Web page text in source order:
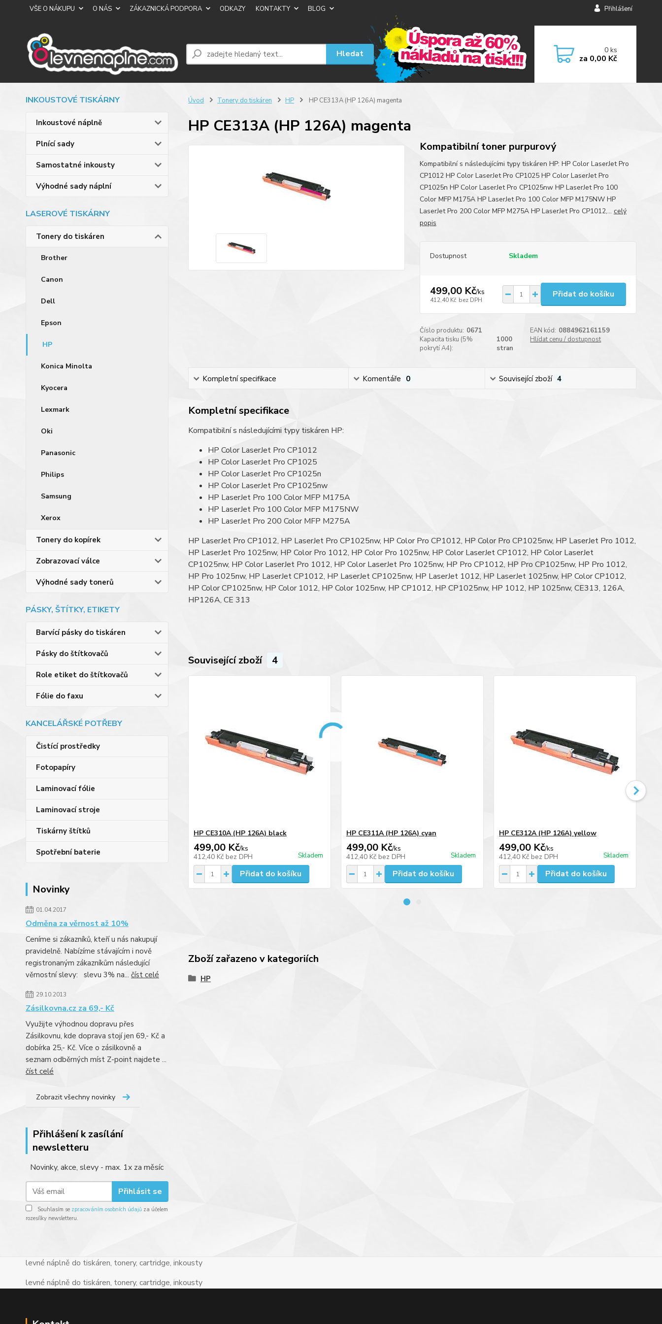
VŠE O NÁKUPU O NÁS ZÁKAZNICKÁ PODPORA ODKAZY KONTAKTY BLOG Přihlášení
Hledat 0ks
za 0,00 Kč
INKOUSTOVÉ TISKÁRNY
Inkoustové náplně
Plnící sady
Samostatné inkousty
Výhodné sady náplní
LASEROVÉ TISKÁRNY
Tonery do tiskáren
Brother
Canon
Dell
Epson
HP
Konica Minolta
Kyocera
Lexmark
Oki
Panasonic
Philips
Samsung
Xerox
Tonery do kopírek
Zobrazovací válce
Výhodné sady tonerů
PÁSKY, ŠTÍTKY, ETIKETY
Barvící pásky do tiskáren
Pásky do štítkovačů
Role etiket do štítkovačů
Fólie do faxu
KANCELÁŘSKÉ POTŘEBY
Čistící prostředky
Fotopapíry
Laminovací fólie
Laminovací stroje
Tiskárny štítků
Spotřební baterie
Novinky
01.04.2017
Odměna za věrnost až 10%
Ceníme si zákazníků, kteří u nás nakupují
pravidelně. Nabízíme stávajícím i nově
registronaným zákazníkům následující
věrnostní slevy: slevu 3% na... číst celé
29.10.2013
Zásilkovna.cz za 69,- Kč
Využijte výhodnou dopravu přes
Zásilkovnu, kde doprava stojí jen 69,- Kč a
dobírka 25,- Kč. Více o zásilkovně a
seznam odběrných míst Z-point najdete ...
číst celé
Zobrazit všechny novinky
Přihlášení k zasílání
newsletteru
Novinky, akce, slevy - max. 1x za měsíc
Přihlásit se
Souhlasím se zpracováním osobních údajů za účelem
rozesílky newsletteru.
Úvod Tonery do tiskáren HP HP CE313A (HP 126A) magenta
HP CE313A (HP 126A) magenta
Kompatibilní toner purpurový
Kompatibilní s následujícími typy tiskáren HP: HP Color LaserJet Pro
CP1012 HP Color LaserJet Pro CP1025 HP Color LaserJet Pro
CP1025n HP Color LaserJet Pro CP1025nw HP LaserJet Pro 100
Color MFP M175A HP LaserJet Pro 100 Color MFP M175NW HP
LaserJet Pro 200 Color MFP M275A HP LaserJet Pro CP1012,... celý
popis
Dostupnost Skladem
499,00 Kč/ks
412,40 Kč bez DPH
Přidat do košíku
Číslo produktu: 0671 EAN kód: 0884962161159
Kapacita tisku (5%
pokrytí A4):
1000
stran
Hlídat cenu / dostupnost
Kompletní specifikace Komentáře 0 Související zboží 4
Kompletní specifikace
Kompatibilní s následujícími typy tiskáren HP:
HP Color LaserJet Pro CP1012
HP Color LaserJet Pro CP1025
HP Color LaserJet Pro CP1025n
HP Color LaserJet Pro CP1025nw
HP LaserJet Pro 100 Color MFP M175A
HP LaserJet Pro 100 Color MFP M175NW
HP LaserJet Pro 200 Color MFP M275A
HP LaserJet Pro CP1012, HP LaserJet Pro CP1025nw, HP Color Pro CP1012, HP Color Pro CP1025nw, HP LaserJet Pro 1012,
HP LaserJet Pro 1025nw, HP Color Pro 1012, HP Color Pro 1025nw, HP Color LaserJet CP1012, HP Color LaserJet
CP1025nw, HP Color LaserJet Pro 1012, HP Color LaserJet Pro 1025nw, HP Pro CP1012, HP Pro CP1025nw, HP Pro 1012,
HP Pro 1025nw, HP LaserJet CP1012, HP LaserJet CP1025nw, HP LaserJet 1012, HP LaserJet 1025nw, HP Color CP1012,
HP Color CP1025nw, HP Color 1012, HP Color 1025nw, HP CP1012, HP CP1025nw, HP 1012, HP 1025nw, CE313, 126A,
HP126A, CE 313
Související zboží 4
HP CE310A (HP 126A) black
499,00 Kč/ks
412,40 Kč bez DPH Skladem
Přidat do košíku
HP CE311A (HP 126A) cyan
499,00 Kč/ks
412,40 Kč bez DPH Skladem
Přidat do košíku
HP CE312A (HP 126A) yellow
499,00 Kč/ks
412,40 Kč bez DPH Skladem
Přidat do košíku
Zboží zařazeno v kategoriích
HP
levné náplně do tiskáren, tonery, cartridge, inkousty
levné náplně do tiskáren, tonery, cartridge, inkousty